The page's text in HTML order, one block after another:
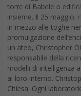
torre di Babele o
insieme. Il 25 maggio,
in mezzo alle toghe
promulgazione
un ateo, Christopher
responsabile della
modelli di intelligenza
al loro interno.
Chiesa. Ogni